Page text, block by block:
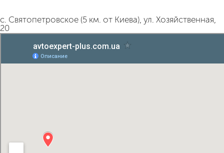
с. Святопетровское (5 км. от Киева), ул. Хозяйственная,
20